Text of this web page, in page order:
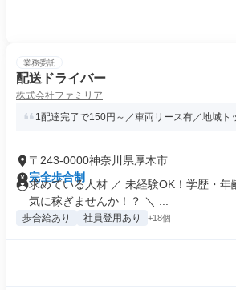
業務委託
配送ドライバー
株式会社ファミリア
1配達完了で150円～／車両リース有／地域ト
〒243-0000神奈川県厚木市
完全歩合制
求めている人材 ／ 未経験OK！学歴・年
気に稼ぎませんか！？ ＼ ...
歩合給あり 社員登用あり +18個